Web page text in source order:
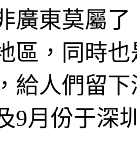
廣東莫屬
區，同時
給人們留
9月份于深